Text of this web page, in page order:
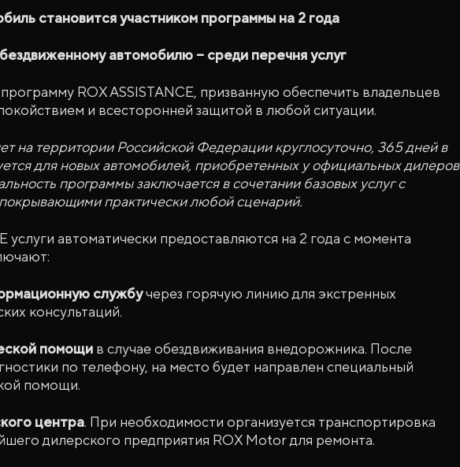
становится участником программы на 2 года
автомобилю – среди перечня услуг
ROX ASSISTANCE, призванную обеспечить владельцев
и всесторонней защитой в любой ситуации.
на территории Российской Федерации круглосуточно, 365 дней в
для новых автомобилей, приобретенных у официальных дилеров
программы заключается в сочетании базовых услуг с
практически любой сценарий.
услуги автоматически предоставляются на 2 года с момента
службучерез горячую линию для экстренных
консультаций.
помощи в случае обездвиживания внедорожника. После
по телефону, на место будет направлен специальный
помощи.
центра. При необходимости организуется транспортировка
дилерского предприятия ROX Motor для ремонта.